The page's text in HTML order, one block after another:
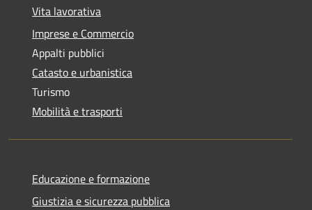
Vita lavorativa
Imprese e Commercio
Appalti pubblici
Catasto e urbanistica
Turismo
Mobilità e trasporti
Educazione e formazione
Giustizia e sicurezza pubblica